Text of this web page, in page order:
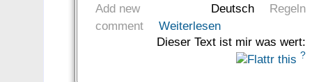
Deutsch Regeln
Add new
comment
Weiterlesen
Dieser Text ist mir was wert:
?